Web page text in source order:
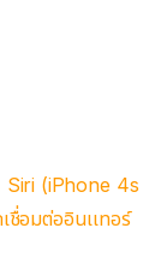
Siri (iPhone 4s
ชื่อมต่ออินเเทอร์